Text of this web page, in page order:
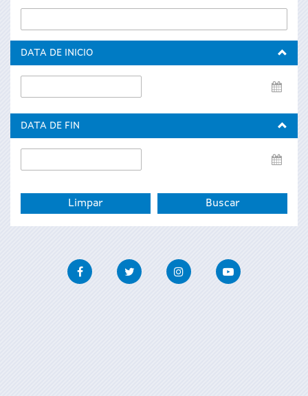
DATA DE INICIO
de
DATA DE FIN
de
FacebookTwitter InstagramYoutube